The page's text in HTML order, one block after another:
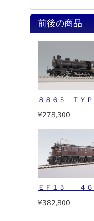
前後の商品
８８６５ ＴＹ
¥278,300
ＥＦ１５ ４６
¥382,800